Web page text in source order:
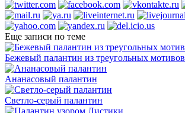
Еще записи по теме
Бежевый палантин из треугольных мотивов
Ананасовый палантин
Светло-серый палантин